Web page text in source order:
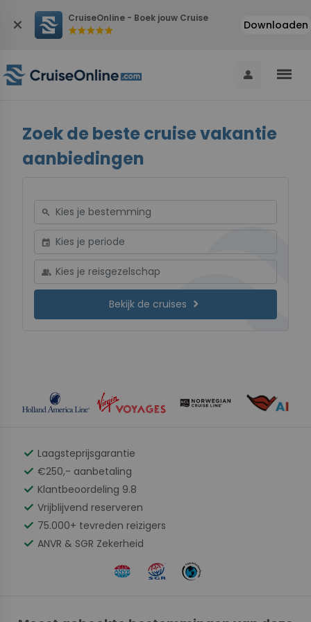
close CruiseOnline - Boek jouw Cruise
starstarstarstarstar Downloaden
person menu
Zoek de beste cruise vakantie
aanbiedingen
search
event
group
Bekijk de cruises chevron_right
check Laagsteprijsgarantie
check €250,- aanbetaling
check Klantbeoordeling 9.8
check Vrijblijvend reserveren
check 75.000+ tevreden reizigers
check ANVR & SGR Zekerheid